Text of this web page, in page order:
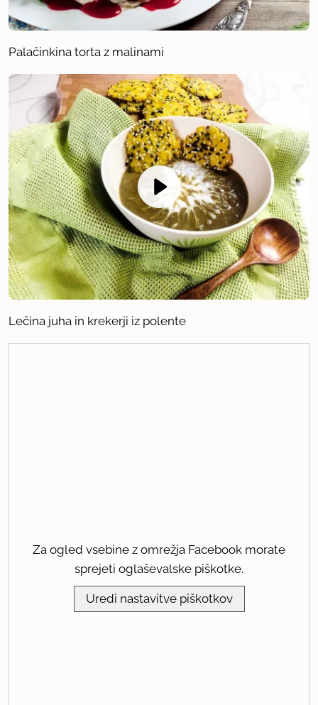
Palačinkina torta z malinami
Lečina juha in krekerji iz polente
Za ogled vsebine z omrežja Facebook morate
sprejeti oglaševalske piškotke.
Uredi nastavitve piškotkov